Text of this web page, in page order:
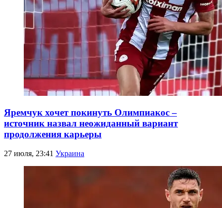
Яремчук хочет покинуть Олимпиакос –
источник назвал неожиданный вариант
продолжения карьеры
27 июля, 23:41 Украина